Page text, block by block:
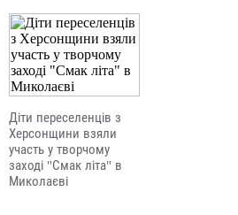
Діти переселенців з
Херсонщини взяли
участь у творчому
заході "Смак літа" в
Миколаєві